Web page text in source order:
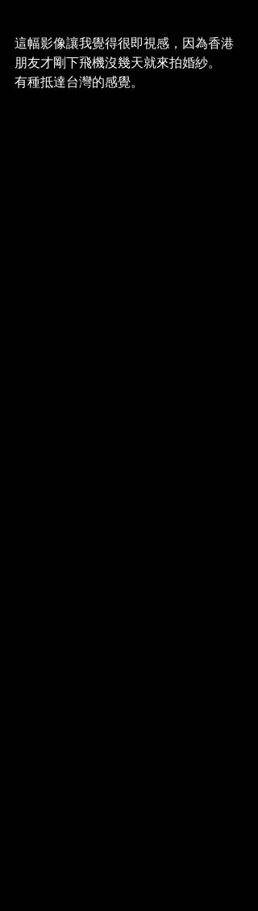
這幅影像讓我覺得很即視感，因為香港
朋友才剛下飛機沒幾天就來拍婚紗。
有種抵達台灣的感覺。